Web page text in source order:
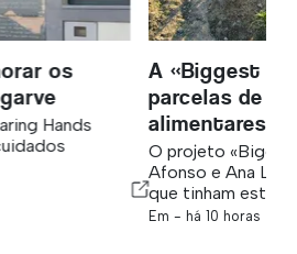
transforma
metros em florestas
Forest» surgiu quando Luís
perceberam que as áreas em